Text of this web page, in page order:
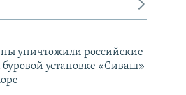
уничтожили российские
установке «Сиваш»